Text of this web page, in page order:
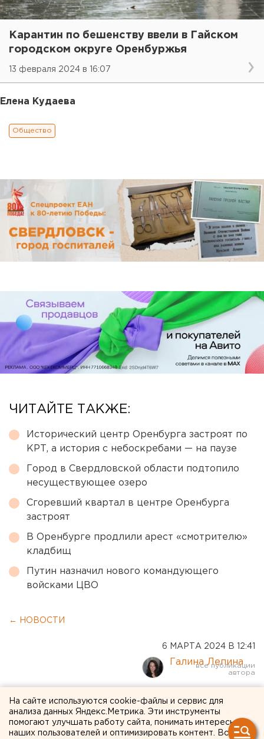
Карантин по бешенству ввели в Гайском
городском округе Оренбуржья
13 февраля 2024 в 16:07
Елена Кудаева
Общество
ЧИТАЙТЕ ТАКЖЕ:
Исторический центр Оренбурга застроят по
КРТ, а история с небоскребами — на паузе
Город в Свердловской области подтопило
несуществующее озеро
Сгоревший квартал в центре Оренбурга
застроят
В Оренбурге продлили арест «смотрителю»
кладбищ
Путин назначил нового командующего
войсками ЦВО
← НОВОСТИ
6 МАРТА 2024 В 12:41
Галина Лепина
Участковые избирательные
комиссии начали работать
На сайте используются cookie-файлы и сервис для
анализа данных Яндекс.Метрика. Эти инструменты
помогают улучшать работу сайта, понимать интересы
наших пользователей и оптимизировать контент. Вся